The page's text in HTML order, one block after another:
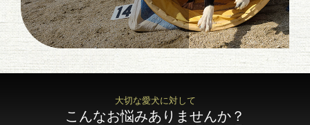
大切な愛犬に対して
こんなお悩みありませんか？